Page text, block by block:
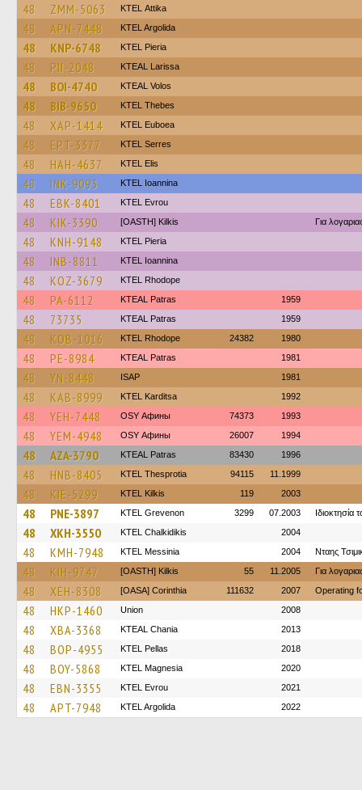
48 ZMM-5063 KΤΕL Αttika
48 APN-7448 KTEL Argolida
48 KNP-6748 KTEL Pieria
48 PII-2048 KTEAL Larissa
48 BOI-4740 KTEAL Volos
48 BIB-9650 KTEL Thebes
48 XAP-1414 ΚΤΕL Euboea
48 EPT-3377 KTEL Serres
48 HAH-4637 KTEL Elis
48 INK-9093 KTEL Ioannina
48 EBK-8401 KTEL Evrou
48 KIK-3390 [OASTH] Kilkis Για
48 KNH-9148 KTEL Pieria
48 INB-8811 KTEL Ioannina
48 KOZ-3679 KTEL Rhodope
48 PA-6112 KTEAL Patras 1959
48 73735 KTEAL Patras 1959
48 KOB-1016 KTEL Rhodope 24382 1980
48 PE-8984 KTEAL Patras 1981
48 YN-8448 ISAP 1981
48 KAB-8999 ΚΤΕL Karditsa 1992
48 YEH-7448 OSY Афины 74373 1993
48 YEM-4948 OSY Афины 26007 1994
48 AZA-3790 KTEAL Patras 83430 1996
48 HNB-8405 KTEL Thesprotia 94115 11.1999
48 KIE-5299 KTEL Kilkis 119 2003
48 PNE-3897 ΚΤΕL Grevenon 3299 07.2003 Ιδιοκτησία
48 XKH-3550 ΚΤΕL Chalkidikis 2004
48 KMH-7948 KTEL Messinia 2004 Νταης
48 KIH-9747 [OASTH] Kilkis 55 11.2005 Για
48 XEH-8308 [OASA] Corinthia 111632 2007 Operating
48 HKP-1460 Union 2008
48 XBA-3368 KTEAL Chania 2013
48 BOP-4955 KTEL Pellas 2018
48 BOY-5868 ΚΤΕL Magnesia 2020
48 EBN-3355 KTEL Evrou 2021
48 APT-7948 KTEL Argolida 2022